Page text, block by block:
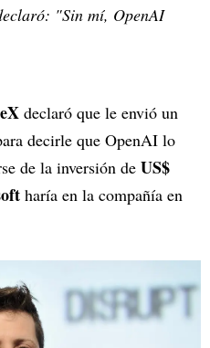
"Sin mí, OpenAI
declaró que le envió un
decirle que OpenAI lo
de la inversión de US$
haría en la compañía en